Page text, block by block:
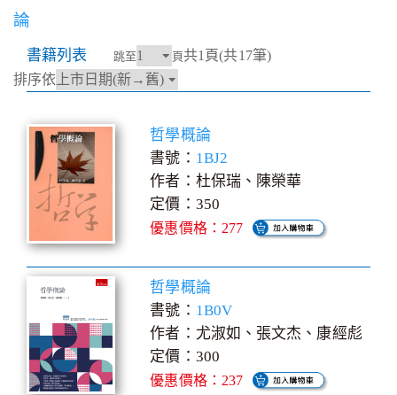
論
書籍列表 跳至 頁共1頁(共17筆)
排序依
哲學概論
書號： 1BJ2
作者：杜保瑞、陳榮華
定價：350
優惠價格：277
哲學概論
書號： 1B0V
作者：尤淑如、張文杰、康經彪
定價：300
優惠價格：237